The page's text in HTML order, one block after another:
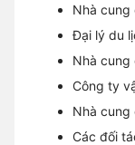
Nhà cung
Đại lý du
Nhà cung
Công ty
Nhà cung
Các đối